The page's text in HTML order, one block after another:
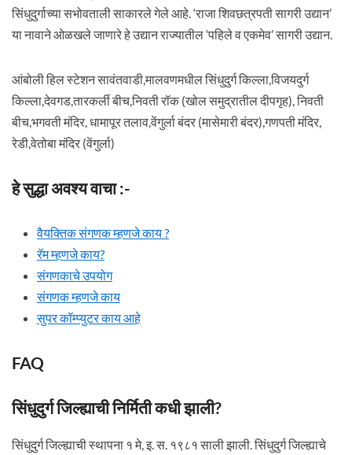
सिंधुदुर्गाच्या सभोवताली साकारले गेले आहे. ‘राजा शिवछत्रपती सागरी उद्यान’
या नावाने ओळखले जाणारे हे उद्यान राज्यातील ‘पहिले व एकमेव’ सागरी उद्यान.
आंबोली हिल स्टेशन सावंतवाडी,मालवणमधील सिंधुदुर्ग किल्ला,विजयदुर्ग
किल्ला,देवगड,तारकर्ली बीच,निवती रॉक (खोल समुद्रातील दीपगृह), निवती
बीच,भगवती मंदिर, धामापूर तलाव,वेंगुर्ला बंदर (मासेमारी बंदर),गणपती मंदिर,
रेडी,वेतोबा मंदिर (वेंगुर्ला)
हे सुद्धा अवश्य वाचा :-
वैयक्तिक संगणक म्हणजे काय ?
रॅम म्हणजे काय?
संगणकाचे उपयोग
संगणक म्हणजे काय
सुपर कॉम्प्युटर काय आहे
FAQ
सिंधुदुर्ग जिल्ह्याची निर्मिती कधी झाली?
सिंधुदुर्ग जिल्ह्याची स्थापना १ मे, इ. स. १९८१ साली झाली. सिंधुदुर्ग जिल्ह्याचे